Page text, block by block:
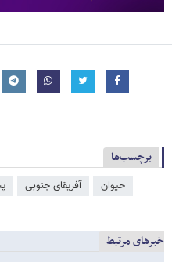
برچسب‌ها
حیوان آفریقای جنوبی
خبرهای مرتبط